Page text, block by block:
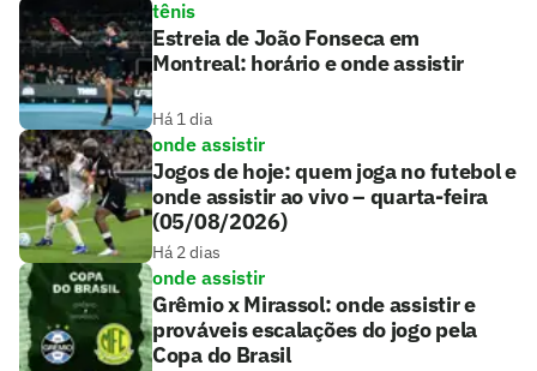
tênis
Estreia de João Fonseca em
Montreal: horário e onde assistir
Há 1 dia
onde assistir
Jogos de hoje: quem joga no futebol e
onde assistir ao vivo – quarta-feira
(05/08/2026)
Há 2 dias
onde assistir
Grêmio x Mirassol: onde assistir e
prováveis escalações do jogo pela
Copa do Brasil